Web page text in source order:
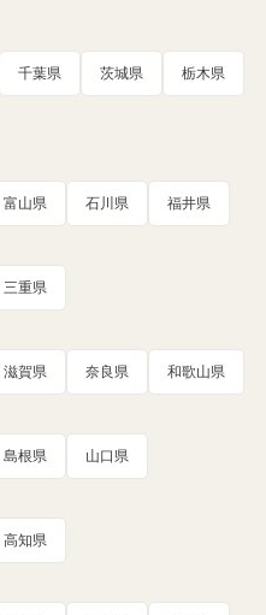
千葉県 茨城県 栃木県
富山県 石川県 福井県
三重県
滋賀県 奈良県 和歌山県
島根県 山口県
高知県